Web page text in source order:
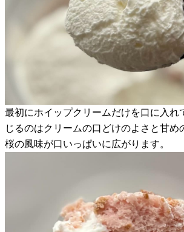
最初にホイップクリームだけを口に入れ
じるのはクリームの口どけのよさと甘め
桜の風味が口いっぱいに広がります。